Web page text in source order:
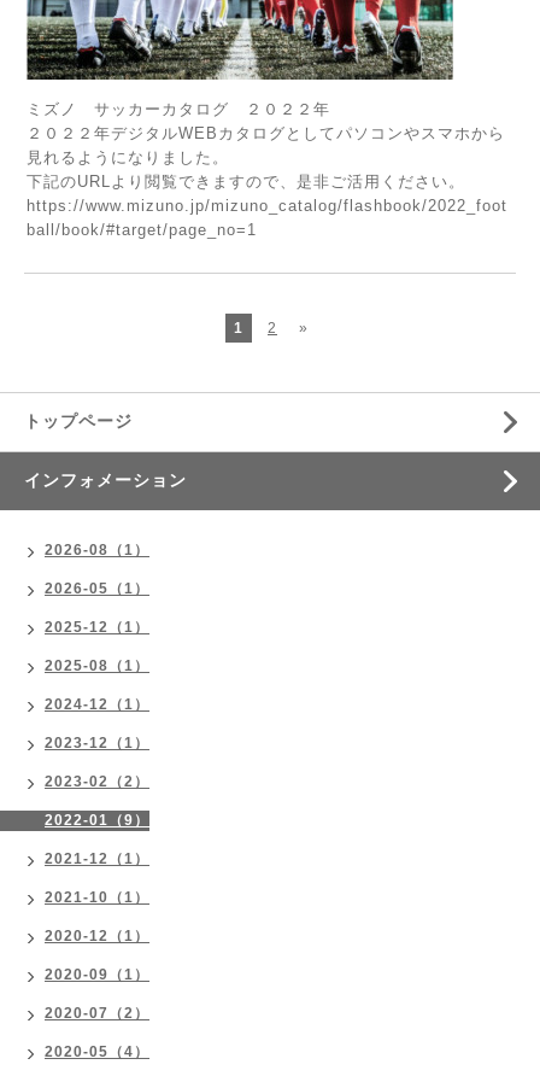
ミズノ サッカーカタログ ２０２２年
２０２２年デジタルWEBカタログとしてパソコンやスマホから
見れるようになりました。
下記のURLより閲覧できますので、是非ご活用ください。
https://www.mizuno.jp/mizuno_catalog/flashbook/2022_foot
ball/book/#target/page_no=1
1 2 »
トップページ
インフォメーション
2026-08（1）
2026-05（1）
2025-12（1）
2025-08（1）
2024-12（1）
2023-12（1）
2023-02（2）
2022-01（9）
2021-12（1）
2021-10（1）
2020-12（1）
2020-09（1）
2020-07（2）
2020-05（4）